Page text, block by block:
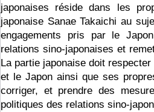
japonaises réside dans les
japonaise Sanae Takaichi au
engagements pris par le
relations sino-japonaises et
La partie japonaise doit
et le Japon ainsi que ses
corriger, et prendre des
politiques des relations sino-